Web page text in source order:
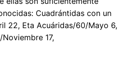
Cuadrántidas con un
22, Eta Acuáridas/60/Mayo 6,
17,